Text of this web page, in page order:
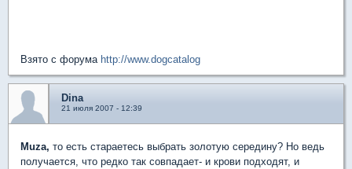
Взято с форума http://www.dogcatalog
Dina
21 июля 2007 - 12:39
Muza, то есть стараетесь выбрать золотую середину? Но ведь
получается, что редко так совпадает- и крови подходят, и